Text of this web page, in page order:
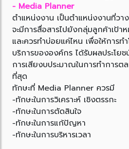
- Media Planner
ตำแหน่งงาน เป็นตำแหน่งงานที่วา
จะมีการสื่อสารไปยังกลุ่มลูกค้าเป้า
และควรทำบ่อยแค่ไหน เพื่อให้การ
บริการขององค์กร ได้รับผลประโย
การเสียงบประมาณในการทำการต
ที่สุด
ทักษะที่ Media Planner ควรมี
-ทักษะในการวิเคราะห์ เชิงตรรกะ
-ทักษะในการตัดสินใจ
-ทักษะในการแก้ปัญหา
-ทักษะในการบริหารเวลา